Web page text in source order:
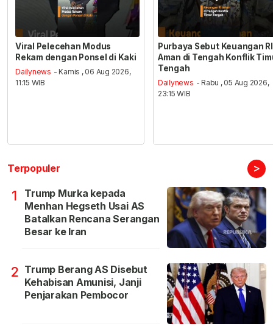
Viral Pelecehan Modus
Rekam dengan Ponsel di Kaki
Dailynews - Kamis , 06 Aug 2026,
11:15 WIB
Purbaya Sebut Keuangan RI
Aman di Tengah Konflik
Tengah
Dailynews - Rabu , 05 Aug 2026,
23:15 WIB
Terpopuler >
1
Trump Murka kepada
Menhan Hegseth Usai AS
Batalkan Rencana Serangan
Besar ke Iran
2 Trump Berang AS Disebut
Kehabisan Amunisi, Janji
Penjarakan Pembocor